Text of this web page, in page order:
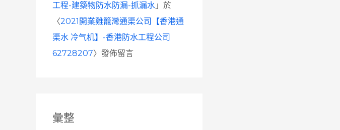
工程-建築物防水防漏-抓漏水 」於
〈2021開業雞籠灣通渠公司【香港通
渠水 冷气机】-香港防水工程公司
62728207〉發佈留言
彙整